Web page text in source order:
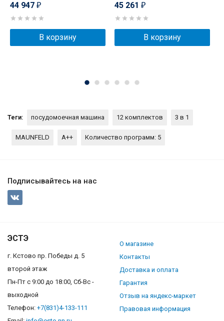
44 947 ₽
В корзину
45 261 ₽
В корзину
Теги: посудомоечная машина 12 комплектов 3 в 1
MAUNFELD A++ Количество программ: 5
Подписывайтесь на нас
ЭСТЭ
г. Кстово пр. Победы д. 5
второй этаж
Пн-Пт с 9:00 до 18:00, Сб-Вс -
выходной
Телефон: +7(831)4-133-111
О магазине
Контакты
Доставка и оплата
Гарантия
Отзыв на яндекс-маркет
Правовая информация